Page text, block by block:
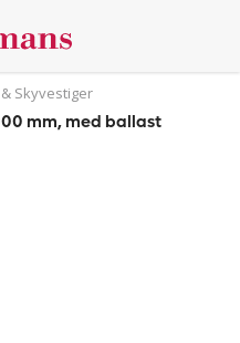
Skyvestiger
mm, med ballast